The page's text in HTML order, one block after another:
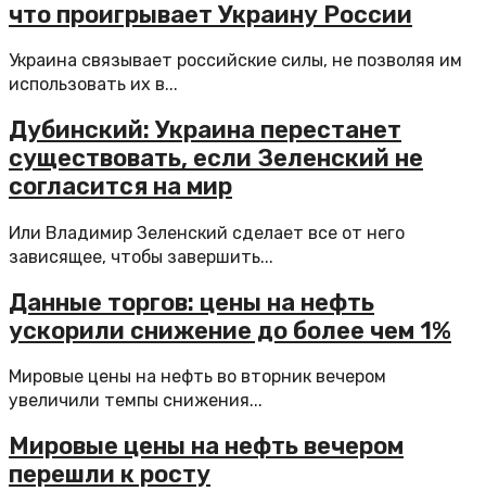
что проигрывает Украину России
Украина связывает российские силы, не позволяя им
использовать их в...
Дубинский: Украина перестанет
существовать, если Зеленский не
согласится на мир
Или Владимир Зеленский сделает все от него
зависящее, чтобы завершить...
Данные торгов: цены на нефть
ускорили снижение до более чем 1%
Мировые цены на нефть во вторник вечером
увеличили темпы снижения...
Мировые цены на нефть вечером
перешли к росту